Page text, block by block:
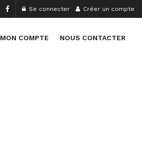
Se connecter Créer un compte
MON COMPTE NOUS CONTACTER